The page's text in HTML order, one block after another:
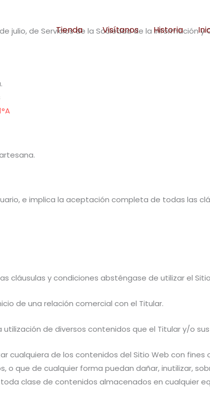
Tienda Visítanos Historia
julio, de Servicios de la Sociedad de la
e implica la aceptación completa de todas las
cláusulas y condiciones absténgase de utilizar el
de una relación comercial con el Titular.
de diversos contenidos que el Titular y/o
cualquiera de los contenidos del Sitio Web con
o que de cualquier forma puedan dañar, inutilizar,
clase de contenidos almacenados en cualquier